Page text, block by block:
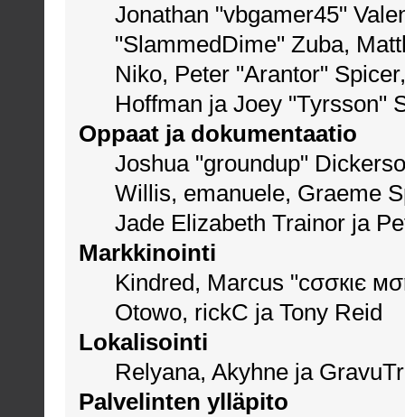
Jonathan "vbgamer45"
"SlammedDime" Zuba,
Niko, Peter "Arantor"
Hoffman ja Joey "Tyrsson"
Oppaat ja dokumentaatio
Joshua "groundup"
Willis, emanuele, Graeme
Jade Elizabeth Trainor ja
Markkinointi
Kindred, Marcus "cσσкιє
Otowo, rickC ja Tony Reid
Lokalisointi
Relyana, Akyhne ja
Palvelinten ylläpito